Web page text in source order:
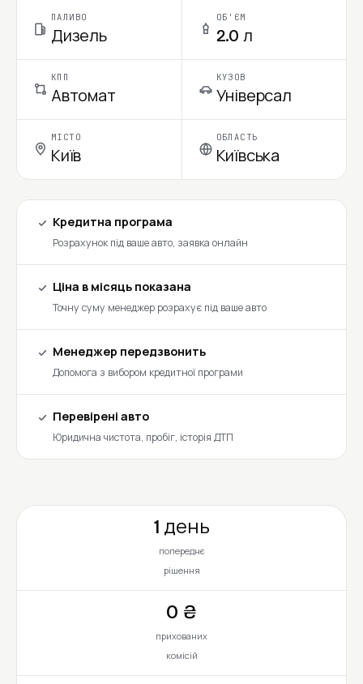
ПАЛИВО
Дизель
ОБ'ЄМ
2.0 л
КПП
Автомат
КУЗОВ
Універсал
МІСТО
Київ
ОБЛАСТЬ
Київська
Кредитна програма
Розрахунок під ваше авто, заявка онлайн
Ціна в місяць показана
Точну суму менеджер розрахує під ваше авто
Менеджер передзвонить
Допомога з вибором кредитної програми
Перевірені авто
Юридична чистота, пробіг, історія ДТП
1 день
попереднє
рішення
0 ₴
прихованих
комісій